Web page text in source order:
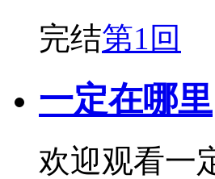
完结第1回
一定在哪里
欢迎观看一